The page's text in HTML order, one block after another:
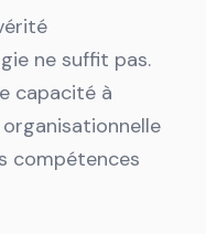
ne suffit pas.
capacité à
compétences